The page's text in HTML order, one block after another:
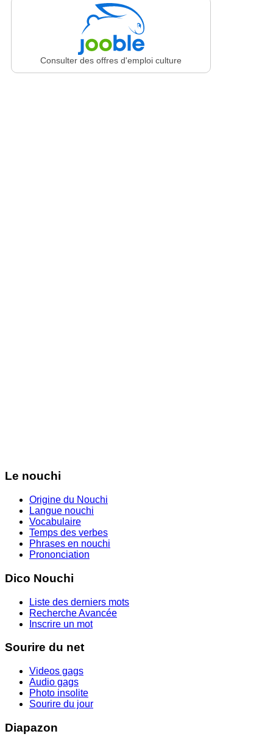
Consulter des offres d'emploi culture
Le nouchi
Origine du Nouchi
Langue nouchi
Vocabulaire
Temps des verbes
Phrases en nouchi
Prononciation
Dico Nouchi
Liste des derniers mots
Recherche Avancée
Inscrire un mot
Sourire du net
Videos gags
Audio gags
Photo insolite
Sourire du jour
Diapazon